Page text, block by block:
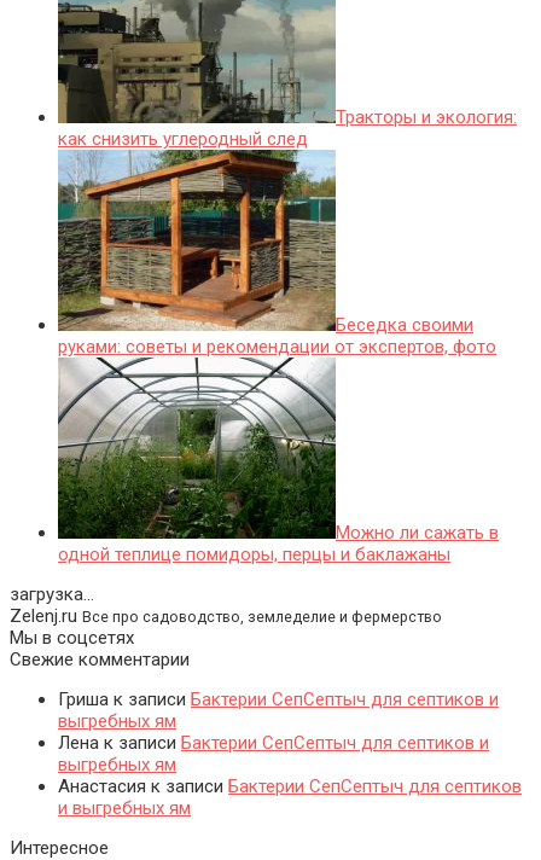
Тракторы и экология:
как снизить углеродный след
Беседка своими
руками: советы и рекомендации от экспертов, фото
Можно ли сажать в
одной теплице помидоры, перцы и баклажаны
загрузка...
Zelenj.ru Все про садоводство, земледелие и фермерство
Мы в соцсетях
Свежие комментарии
Гриша к записи Бактерии СепСептыч для септиков и
выгребных ям
Лена к записи Бактерии СепСептыч для септиков и
выгребных ям
Анастасия к записи Бактерии СепСептыч для септиков
и выгребных ям
Интересное